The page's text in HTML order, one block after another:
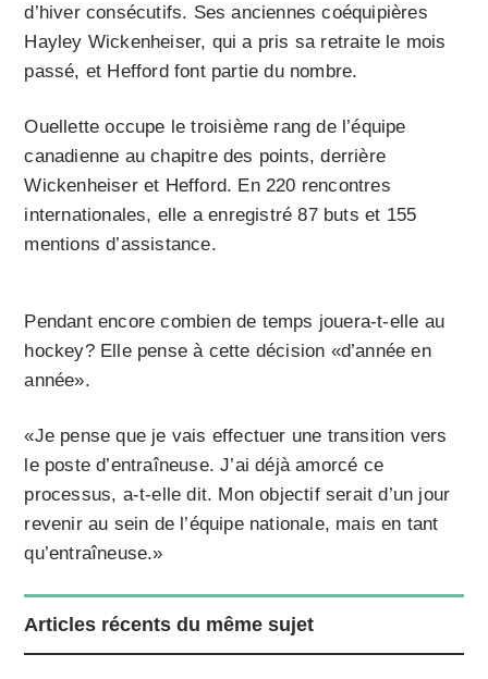
d’hiver consécutifs. Ses anciennes coéquipières
Hayley Wickenheiser, qui a pris sa retraite le mois
passé, et Hefford font partie du nombre.
Ouellette occupe le troisième rang de l’équipe
canadienne au chapitre des points, derrière
Wickenheiser et Hefford. En 220 rencontres
internationales, elle a enregistré 87 buts et 155
mentions d’assistance.
Pendant encore combien de temps jouera-t-elle au
hockey? Elle pense à cette décision «d’année en
année».
«Je pense que je vais effectuer une transition vers
le poste d’entraîneuse. J’ai déjà amorcé ce
processus, a-t-elle dit. Mon objectif serait d’un jour
revenir au sein de l’équipe nationale, mais en tant
qu’entraîneuse.»
Articles récents du même sujet